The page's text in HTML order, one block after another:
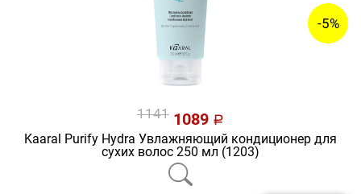
-5%
1141 1089 a
Kaaral Purify Hydra Увлажняющий кондиционер для
сухих волос 250 мл (1203)